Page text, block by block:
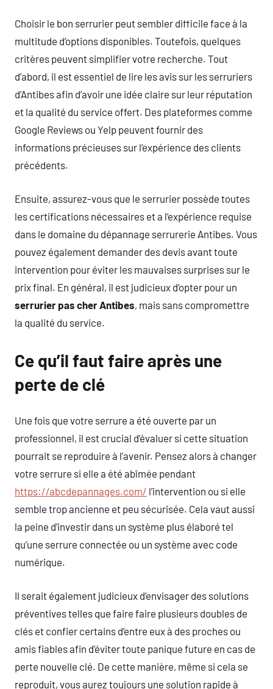
Choisir le bon serrurier peut sembler difficile face à la
multitude d’options disponibles. Toutefois, quelques
critères peuvent simplifier votre recherche. Tout
d’abord, il est essentiel de lire les avis sur les serruriers
d’Antibes afin d’avoir une idée claire sur leur réputation
et la qualité du service offert. Des plateformes comme
Google Reviews ou Yelp peuvent fournir des
informations précieuses sur l’expérience des clients
précédents.
Ensuite, assurez-vous que le serrurier possède toutes
les certifications nécessaires et a l’expérience requise
dans le domaine du dépannage serrurerie Antibes. Vous
pouvez également demander des devis avant toute
intervention pour éviter les mauvaises surprises sur le
prix final. En général, il est judicieux d’opter pour un
serrurier pas cher Antibes, mais sans compromettre
la qualité du service.
Ce qu’il faut faire après une
perte de clé
Une fois que votre serrure a été ouverte par un
professionnel, il est crucial d’évaluer si cette situation
pourrait se reproduire à l’avenir. Pensez alors à changer
votre serrure si elle a été abîmée pendant
https://abcdepannages.com/ l’intervention ou si elle
semble trop ancienne et peu sécurisée. Cela vaut aussi
la peine d’investir dans un système plus élaboré tel
qu’une serrure connectée ou un système avec code
numérique.
Il serait également judicieux d’envisager des solutions
préventives telles que faire faire plusieurs doubles de
clés et confier certains d’entre eux à des proches ou
amis fiables afin d’éviter toute panique future en cas de
perte nouvelle clé. De cette manière, même si cela se
reproduit, vous aurez toujours une solution rapide à